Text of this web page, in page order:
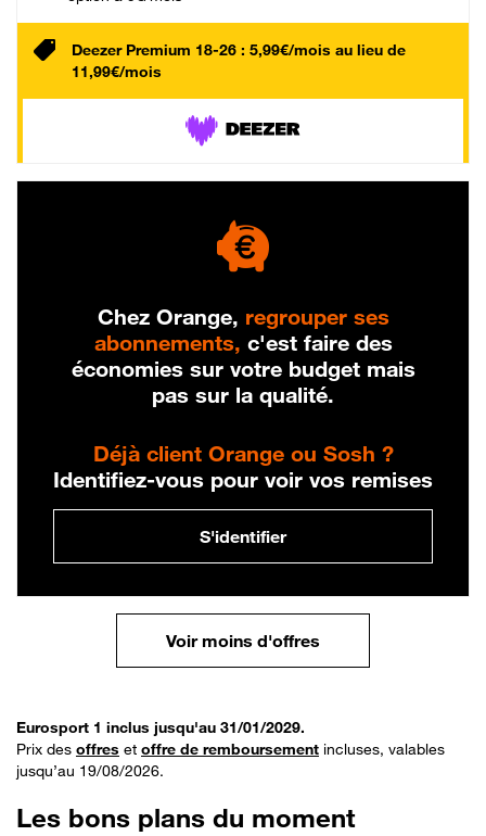
Deezer Premium 18-26 : 5,99€/mois au lieu de
11,99€/mois
Chez Orange, regrouper ses
abonnements, c'est faire des
économies sur votre budget mais
pas sur la qualité.
Déjà client Orange ou Sosh ?
Identifiez-vous pour voir vos remises
S'identifier
Voir moins d'offres
Eurosport 1 inclus jusqu'au 31/01/2029.
Prix des offres et offre de remboursement incluses, valables
jusqu’au 19/08/2026.
Les bons plans du moment